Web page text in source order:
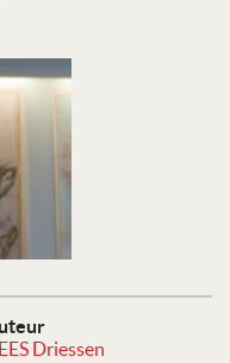
Driessen